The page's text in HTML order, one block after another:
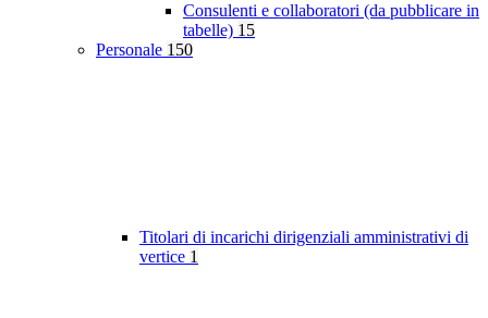
Consulenti e collaboratori (da pubblicare in
tabelle) 15
Personale 150
Titolari di incarichi dirigenziali amministrativi di
vertice 1